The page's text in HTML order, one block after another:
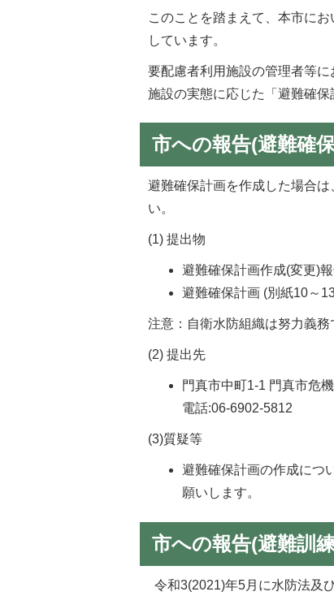
このことを踏まえて、本市に
しています。
要配慮者利用施設の管理者等
施設の実態に応じた「避難確保
市への報告(避難確
避難確保計画を作成した場合
い。
(1) 提出物
避難確保計画作成(変更)
避難確保計画 (別紙10～
注意：自衛水防組織は努力義務
(2) 提出先
門真市中町1-1 門真市危
電話:06-6902-5812
(3)質疑等
避難確保計画の作成につ
願いします。
市への報告(避難訓
令和3(2021)年5月に水防法及